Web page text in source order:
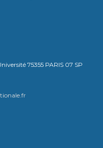
75355 PARIS 07 SP